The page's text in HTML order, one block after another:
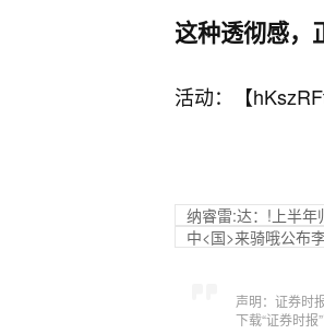
这种透彻感，
活动：【
纳睿雷:达：!上半
中<国>来骑哦公布
声明：证券时
下载“证券时